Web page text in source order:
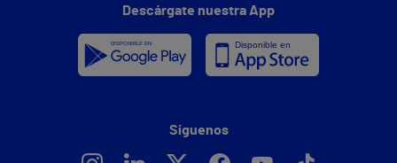
Descárgate nuestra App
Síguenos